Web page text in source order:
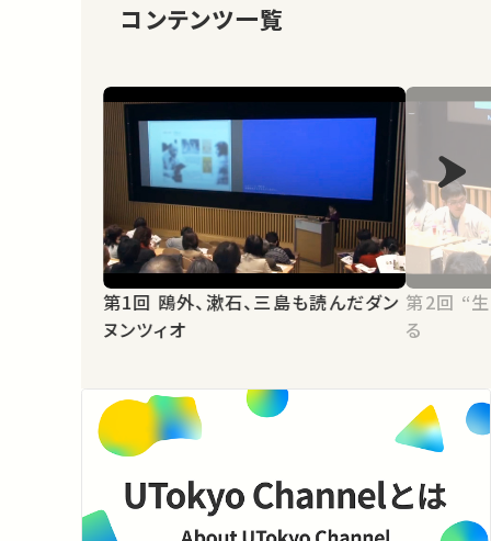
コンテンツ一覧
第1回 鴎外、漱石、三島も読んだダン
ヌンツィオ
第2回 “生きているような物質”を作
る